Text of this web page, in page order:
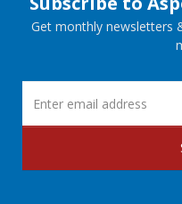
Get monthly newsletters